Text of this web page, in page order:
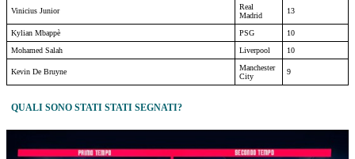
Vinicius Junior
Real
Madrid
13
Kylian Mbappè PSG
10
Mohamed Salah
Liverpool 10
Kevin De Bruyne
Manchester
City
9
QUALI SONO STATI STATI SEGNATI?